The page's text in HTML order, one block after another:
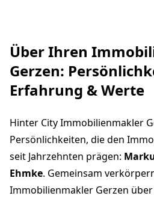
Über Ihren
Gerzen:
Erfahrung & Werte
Hinter City Immobilienmakler
Persönlichkeiten, die den
seit Jahrzehnten prägen:
Ehmke. Gemeinsam
Immobilienmakler Gerzen über